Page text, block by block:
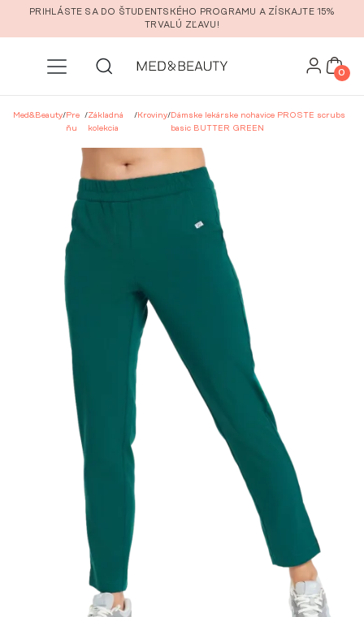
Prejsť na hlavný obsah
PRIHLÁSTE SA DO ŠTUDENTSKÉHO PROGRAMU A ZÍSKAJTE 15%
TRVALÚ ZĽAVU!
0
Med&Beauty/Pre
ňu
/Základná
kolekcia
/Kroviny/Dámske lekárske nohavice PROSTE scrubs
basic BUTTER GREEN